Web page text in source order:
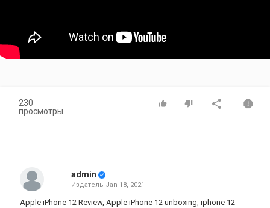
230
просмотры
admin
Издатель Jan 18, 2021
Apple iPhone 12 Review, Apple iPhone 12 unboxing, iphone 12